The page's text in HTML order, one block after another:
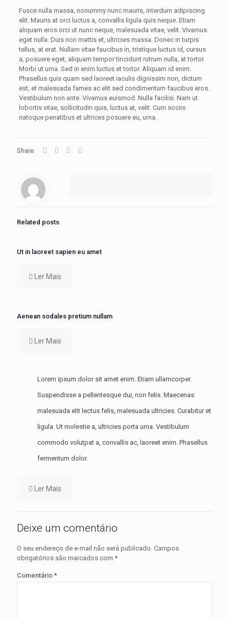
Fusce nulla massa, nonummy nunc mauris, interdum adipiscing
elit. Mauris at orci luctus a, convallis ligula quis neque. Etiam
aliquam eros orci ut nunc neque, malesuada vitae, velit. Vivamus
eget nulla. Duis non mattis et, ultricies massa. Donec in turpis
tellus, at erat. Nullam vitae faucibus in, tristique luctus id, cursus
a, posuere eget, aliquam tempor tincidunt rutrum nulla, at tortor.
Morbi ut urna. Sed in enim luctus et tortor. Aliquam id enim.
Phasellus quis quam sed laoreet iaculis dignissim non, dictum
est, et malesuada fames ac elit sed condimentum faucibus eros.
Vestibulum non ante. Vivamus euismod. Nulla facilisi. Nam ut
lobortis vitae, sollicitudin quis, luctus at, velit. Cum sociis
natoque penatibus et ultrices posuere eu, urna.
Share
Related posts
Ut in laoreet sapien eu amet
Ler Mais
Aenean sodales pretium nullam
Ler Mais
Lorem ipsum dolor sit amet enim. Etiam ullamcorper.
Suspendisse a pellentesque dui, non felis. Maecenas
malesuada elit lectus felis, malesuada ultricies. Curabitur et
ligula. Ut molestie a, ultricies porta urna. Vestibulum
commodo volutpat a, convallis ac, laoreet enim. Phasellus
fermentum dolor.
Ler Mais
Deixe um comentário
O seu endereço de e-mail não será publicado. Campos
obrigatórios são marcados com *
Comentário *